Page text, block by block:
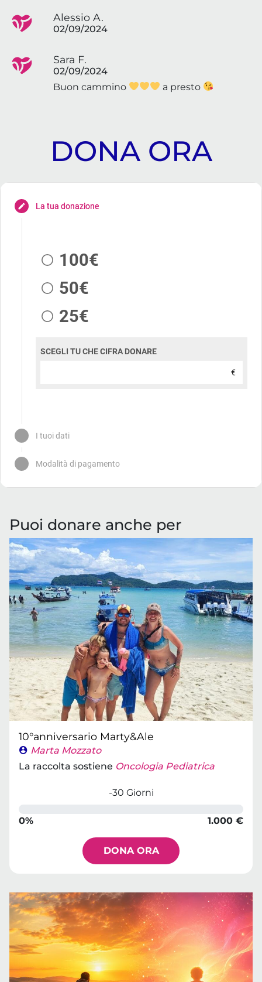
Alessio A.
02/09/2024
Sara F.
02/09/2024
Buon cammino
a presto
DONA ORA
Puoi donare anche per
10°anniversario Marty&Ale
Marta Mozzato
La raccolta sostiene Oncologia Pediatrica
-30 Giorni
0% 1.000 €
DONA ORA